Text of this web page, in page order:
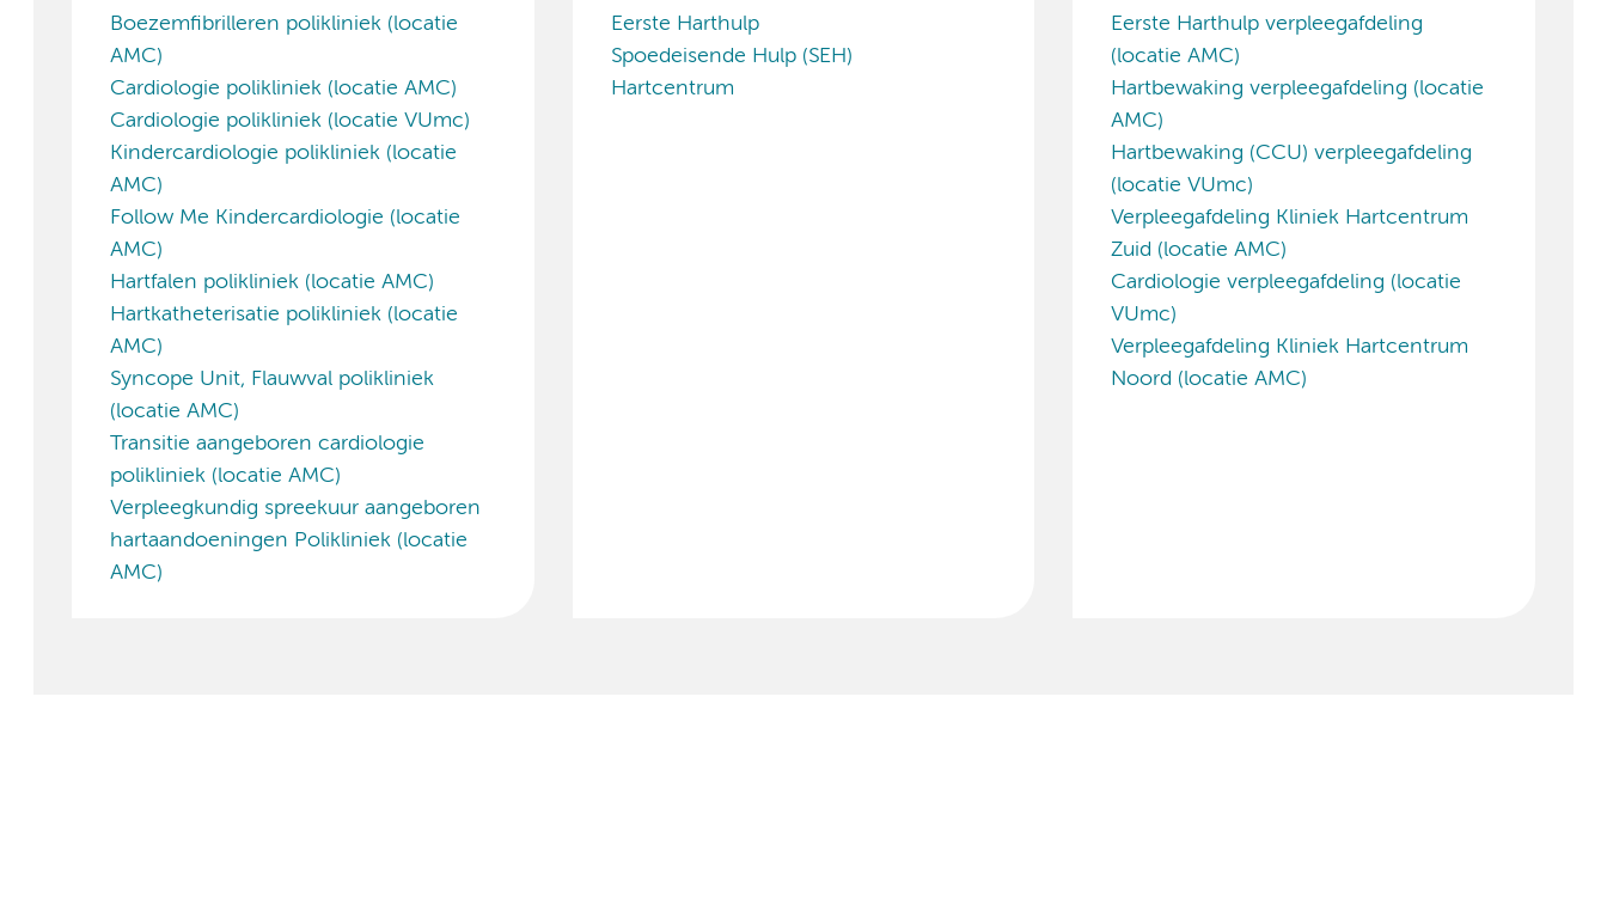
Boezemfibrilleren polikliniek (locatie
AMC)
Cardiologie polikliniek (locatie AMC)
Cardiologie polikliniek (locatie VUmc)
Kindercardiologie polikliniek (locatie
AMC)
Follow Me Kindercardiologie (locatie
AMC)
Hartfalen polikliniek (locatie AMC)
Hartkatheterisatie polikliniek (locatie
AMC)
Syncope Unit, Flauwval polikliniek
(locatie AMC)
Transitie aangeboren cardiologie
polikliniek (locatie AMC)
Verpleegkundig spreekuur aangeboren
hartaandoeningen Polikliniek (locatie
AMC)
Eerste Harthulp
Spoedeisende Hulp (SEH)
Hartcentrum
Eerste Harthulp verpleegafdeling
(locatie AMC)
Hartbewaking verpleegafdeling (locatie
AMC)
Hartbewaking (CCU) verpleegafdeling
(locatie VUmc)
Verpleegafdeling Kliniek Hartcentrum
Zuid (locatie AMC)
Cardiologie verpleegafdeling (locatie
VUmc)
Verpleegafdeling Kliniek Hartcentrum
Noord (locatie AMC)